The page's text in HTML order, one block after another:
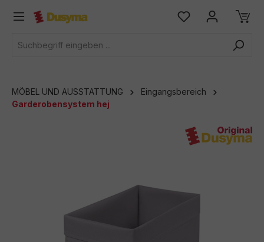
springen
MÖBEL UND AUSSTATTUNG
Eingangsbereich
Garderobensystem hej